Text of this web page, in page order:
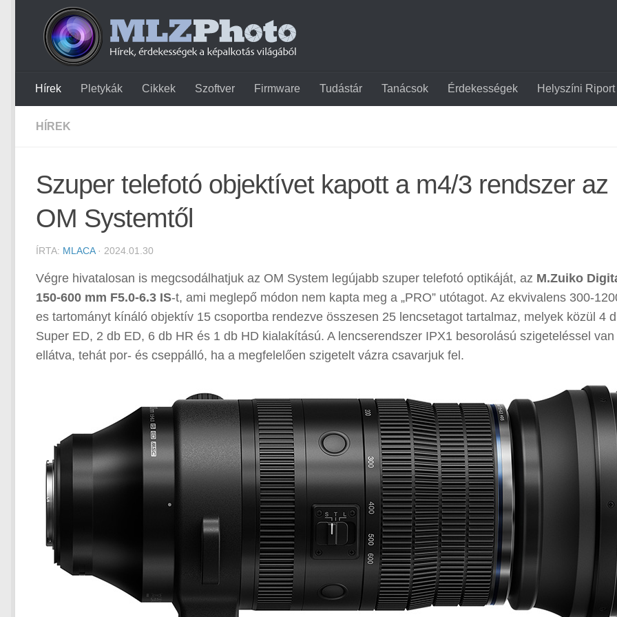
Hírek Pletykák Cikkek Szoftver Firmware Tudástár Tanácsok Érdekességek Helyszíni Riport
HÍREK
Szuper telefotó objektívet kapott a m4/3 rendszer az
OM Systemtől
ÍRTA: MLACA· 2024.01.30
Végre hivatalosan is megcsodálhatjuk az OM System legújabb szuper telefotó optikáját, az M.Zuiko
150-600 mm F5.0-6.3 IS-t, ami meglepő módon nem kapta meg a „PRO” utótagot. Az ekvivalens 300-
es tartományt kínáló objektív 15 csoportba rendezve összesen 25 lencsetagot tartalmaz, melyek közül 4
Super ED, 2 db ED, 6 db HR és 1 db HD kialakítású. A lencserendszer IPX1 besorolású szigeteléssel van
ellátva, tehát por- és cseppálló, ha a megfelelően szigetelt vázra csavarjuk fel.